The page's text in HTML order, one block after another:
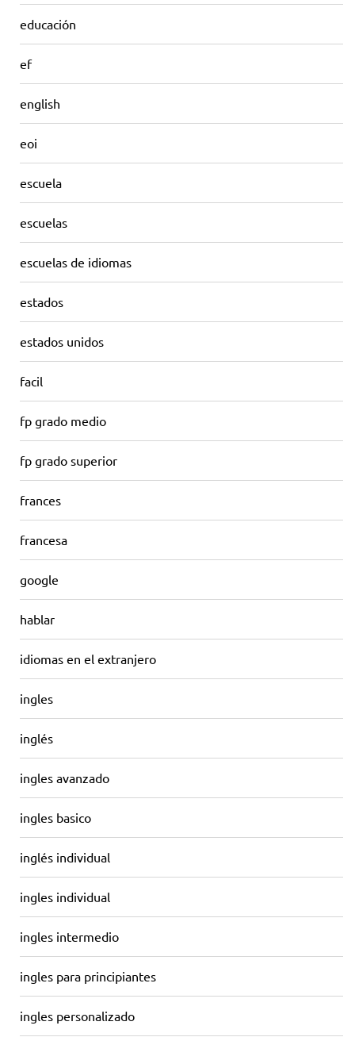
educación
ef
english
eoi
escuela
escuelas
escuelas de idiomas
estados
estados unidos
facil
fp grado medio
fp grado superior
frances
francesa
google
hablar
idiomas en el extranjero
ingles
inglés
ingles avanzado
ingles basico
inglés individual
ingles individual
ingles intermedio
ingles para principiantes
ingles personalizado